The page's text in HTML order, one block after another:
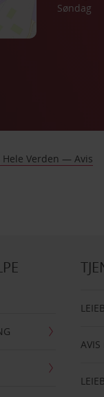
Søndag
Hele Verden — Avis
AVIS